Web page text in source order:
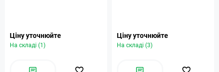
Ціну уточнюйте
На складі (1)
Ціну уточнюйте
На складі (3)